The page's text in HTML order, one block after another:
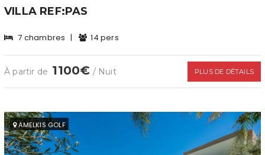
VILLA REF:PAS
7 chambres | 14 pers
À partir de 1100€ / Nuit PLUS DE DÉTAILS
AMELKIS GOLF